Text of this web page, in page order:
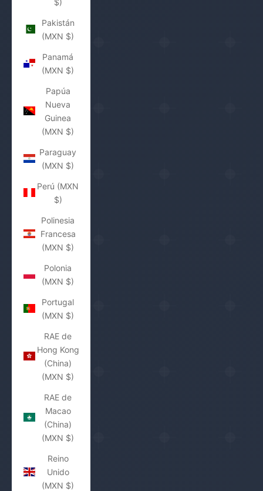
Pakistán
(MXN $)
Panamá
(MXN $)
Papúa
Nueva
Guinea
(MXN $)
Paraguay
(MXN $)
Perú (MXN
$)
Polinesia
Francesa
(MXN $)
Polonia
(MXN $)
Portugal
(MXN $)
RAE de
Hong Kong
(China)
(MXN $)
RAE de
Macao
(China)
(MXN $)
Reino
Unido
(MXN $)